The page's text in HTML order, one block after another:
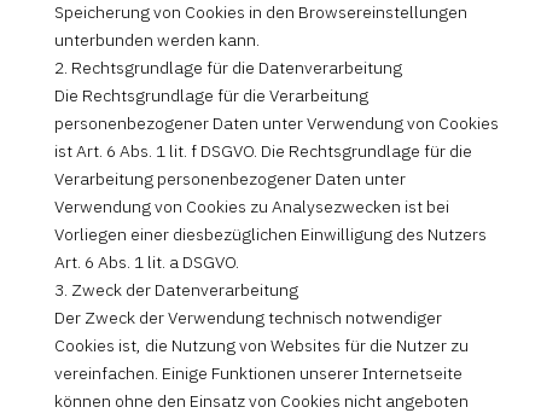
Speicherung von Cookies in den Browsereinstellungen
unterbunden werden kann.
2. Rechtsgrundlage für die Datenverarbeitung
Die Rechtsgrundlage für die Verarbeitung
personenbezogener Daten unter Verwendung von Cookies
ist Art. 6 Abs. 1 lit. f DSGVO. Die Rechtsgrundlage für die
Verarbeitung personenbezogener Daten unter
Verwendung von Cookies zu Analysezwecken ist bei
Vorliegen einer diesbezüglichen Einwilligung des Nutzers
Art. 6 Abs. 1 lit. a DSGVO.
3. Zweck der Datenverarbeitung
Der Zweck der Verwendung technisch notwendiger
Cookies ist, die Nutzung von Websites für die Nutzer zu
vereinfachen. Einige Funktionen unserer Internetseite
können ohne den Einsatz von Cookies nicht angeboten